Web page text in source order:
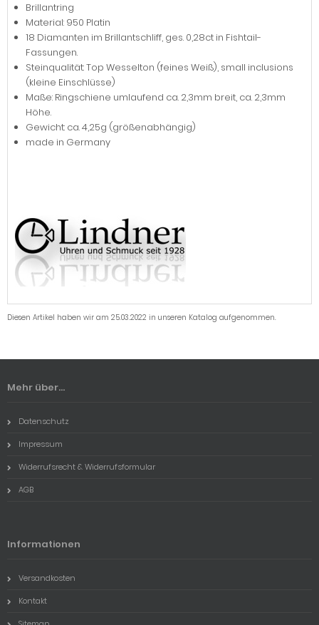
Brillantring
Material: 950 Platin
18 Diamanten im Brillantschliff, ges. 0,28ct in Fishtail-
Fassungen.
Steinqualität: Top Wesselton (feines Weiß), small inclusions
(kleine Einschlüsse)
Maße: Ringschiene umlaufend ca. 2,3mm breit, ca. 2,3mm
Höhe.
Gewicht: ca. 4,25g (größenabhängig)
made in Germany
Diesen Artikel haben wir am 25.03.2022 in unseren Katalog aufgenommen.
Mehr über...
Datenschutz
Impressum
Widerrufsrecht & Widerrufsformular
AGB
Informationen
Versandkosten
Kontakt